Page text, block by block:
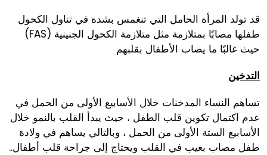
قد تولد المرأة الحامل التي تنغمس بشدة في تناول الكحول
طفلها مصابًا بمتلازمة مثل متلازمة الكحول الجنينية (FAS)
حيث غالبًا ما يصاب الأطفال بقلبهم
التدخين
تساهم النساء المدخنات خلال الأسابيع الأولى من الحمل في
عدم اكتمال تكوين قلب الطفل ، حيث يبدأ القلب بالنمو خلال
الأسابيع الستة الأولى من الحمل ، وبالتالي يساهم في ولادة
طفل مصاب بعيب في القلب ويحتاج إلى جراحة قلب أطفال..